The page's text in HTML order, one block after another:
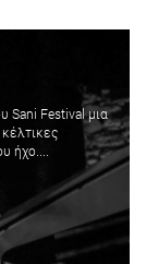
Sani Festival μια
ήχο....